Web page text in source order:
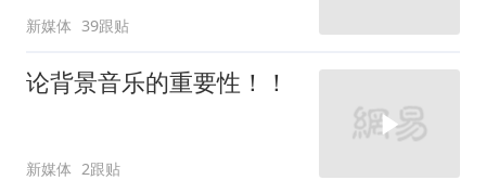
新媒体 39跟贴
论背景音乐的重要性！！
新媒体 2跟贴